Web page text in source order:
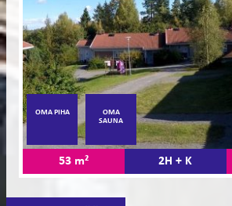
OMA PIHA
OMA
SAUNA
53 m² 2H + K